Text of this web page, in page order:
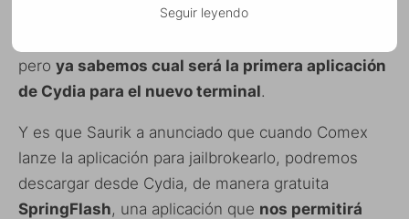
pero ya sabemos cual será la primera aplicación
de Cydia para el nuevo terminal.
Y es que Saurik a anunciado que cuando Comex
lanze la aplicación para jailbrokearlo, podremos
descargar desde Cydia, de manera gratuita
SpringFlash, una aplicación que nos permitirá
Seguir leyendo